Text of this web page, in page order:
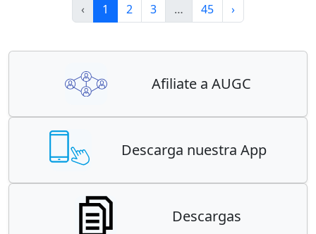
‹ 1 2 3 … 45 ›
Afiliate a AUGC
Descarga nuestra App
Descargas